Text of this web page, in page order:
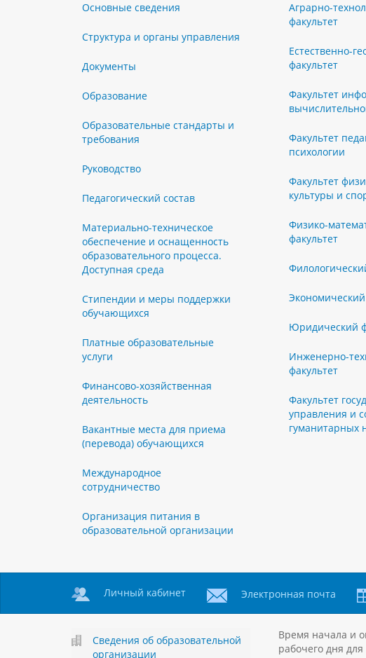
Основные сведения
Структура и органы управления
Документы
Образование
Образовательные стандарты и
требования
Руководство
Педагогический состав
Материально-техническое
обеспечение и оснащенность
образовательного процесса.
Доступная среда
Стипендии и меры поддержки
обучающихся
Платные образовательные
услуги
Финансово-хозяйственная
деятельность
Вакантные места для приема
(перевода) обучающихся
Международное
сотрудничество
Организация питания в
образовательной организации
Аграрно-
факультет
Естественно-
факультет
Факультет
Факультет
психологии
Факультет
культуры и
Физико-
факультет
Юридический
Инженерно-
факультет
Факультет
управления и
гуманитарных
Личный кабинет Электронная почта
Сведения об образовательной
организации
Время начала и
рабочего дня